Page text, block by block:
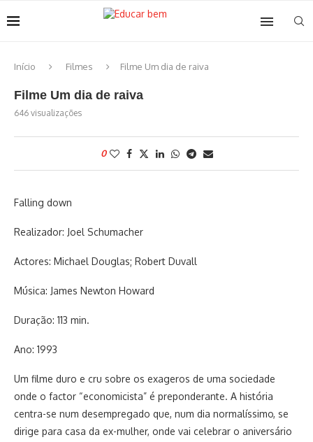
Início Filmes Filme Um dia de raiva
Filme Um dia de raiva
646 visualizações
0
Falling down
Realizador: Joel Schumacher
Actores: Michael Douglas; Robert Duvall
Música: James Newton Howard
Duração: 113 min.
Ano: 1993
Um filme duro e cru sobre os exageros de uma sociedade
onde o factor “economicista” é preponderante. A história
centra-se num desempregado que, num dia normalíssimo, se
dirige para casa da ex-mulher, onde vai celebrar o aniversário